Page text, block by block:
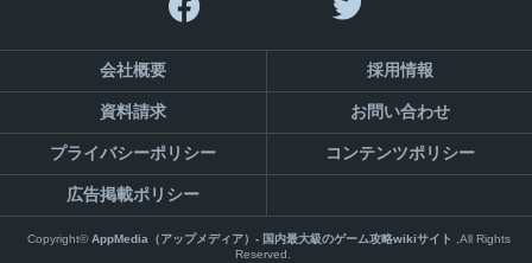
会社概要 採用情報
資料請求 お問い合わせ
プライバシーポリシー コンテンツポリシー
広告掲載ポリシー
Copyright©AppMedia（アップメディア）- 国内最大級のゲーム攻略wikiサイト ,All Rights
Reserved.